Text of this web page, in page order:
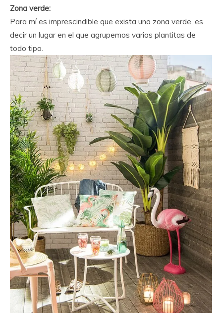
Zona verde:
Para mí es imprescindible que exista una zona verde, es
decir un lugar en el que agrupemos varias plantitas de
todo tipo.